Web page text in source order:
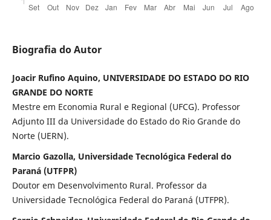
Biografia do Autor
Joacir Rufino Aquino, UNIVERSIDADE DO ESTADO DO RIO
GRANDE DO NORTE
Mestre em Economia Rural e Regional (UFCG). Professor
Adjunto III da Universidade do Estado do Rio Grande do
Norte (UERN).
Marcio Gazolla, Universidade Tecnológica Federal do
Paraná (UTFPR)
Doutor em Desenvolvimento Rural. Professor da
Universidade Tecnológica Federal do Paraná (UTFPR).